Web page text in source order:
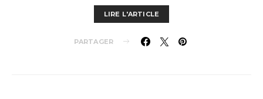
LIRE L'ARTICLE
PARTAGER